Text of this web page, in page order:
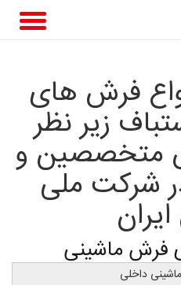
فرش های
زیر نظر
متخصصین و
شرکت ملی
داخلی